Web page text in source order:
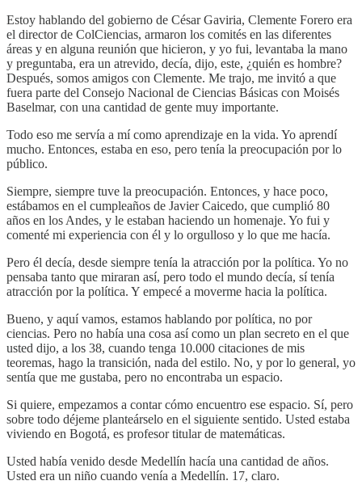
Estoy hablando del gobierno de César Gaviria, Clemente Forero era
el director de ColCiencias, armaron los comités en las diferentes
áreas y en alguna reunión que hicieron, y yo fui, levantaba la mano
y preguntaba, era un atrevido, decía, dijo, este, ¿quién es hombre?
Después, somos amigos con Clemente. Me trajo, me invitó a que
fuera parte del Consejo Nacional de Ciencias Básicas con Moisés
Baselmar, con una cantidad de gente muy importante.
Todo eso me servía a mí como aprendizaje en la vida. Yo aprendí
mucho. Entonces, estaba en eso, pero tenía la preocupación por lo
público.
Siempre, siempre tuve la preocupación. Entonces, y hace poco,
estábamos en el cumpleaños de Javier Caicedo, que cumplió 80
años en los Andes, y le estaban haciendo un homenaje. Yo fui y
comenté mi experiencia con él y lo orgulloso y lo que me hacía.
Pero él decía, desde siempre tenía la atracción por la política. Yo no
pensaba tanto que miraran así, pero todo el mundo decía, sí tenía
atracción por la política. Y empecé a moverme hacia la política.
Bueno, y aquí vamos, estamos hablando por política, no por
ciencias. Pero no había una cosa así como un plan secreto en el que
usted dijo, a los 38, cuando tenga 10.000 citaciones de mis
teoremas, hago la transición, nada del estilo. No, y por lo general, yo
sentía que me gustaba, pero no encontraba un espacio.
Si quiere, empezamos a contar cómo encuentro ese espacio. Sí, pero
sobre todo déjeme planteárselo en el siguiente sentido. Usted estaba
viviendo en Bogotá, es profesor titular de matemáticas.
Usted había venido desde Medellín hacía una cantidad de años.
Usted era un niño cuando venía a Medellín. 17, claro.